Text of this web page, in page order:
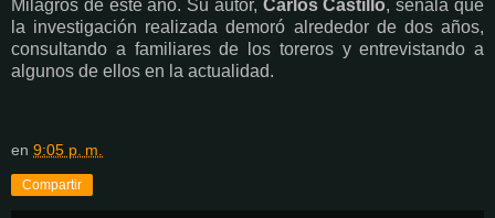
Milagros de este año. Su autor, Carlos Castillo, señala que
la investigación realizada demoró alrededor de dos años,
consultando a familiares de los toreros y entrevistando a
algunos de ellos en la actualidad.
en 9:05 p. m.
Compartir